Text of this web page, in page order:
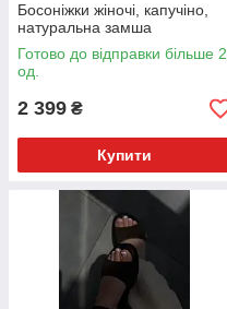
Босоніжки жіночі, капучіно,
натуральна замша
Готово до відправки більше 2
од.
2 399 ₴
Купити